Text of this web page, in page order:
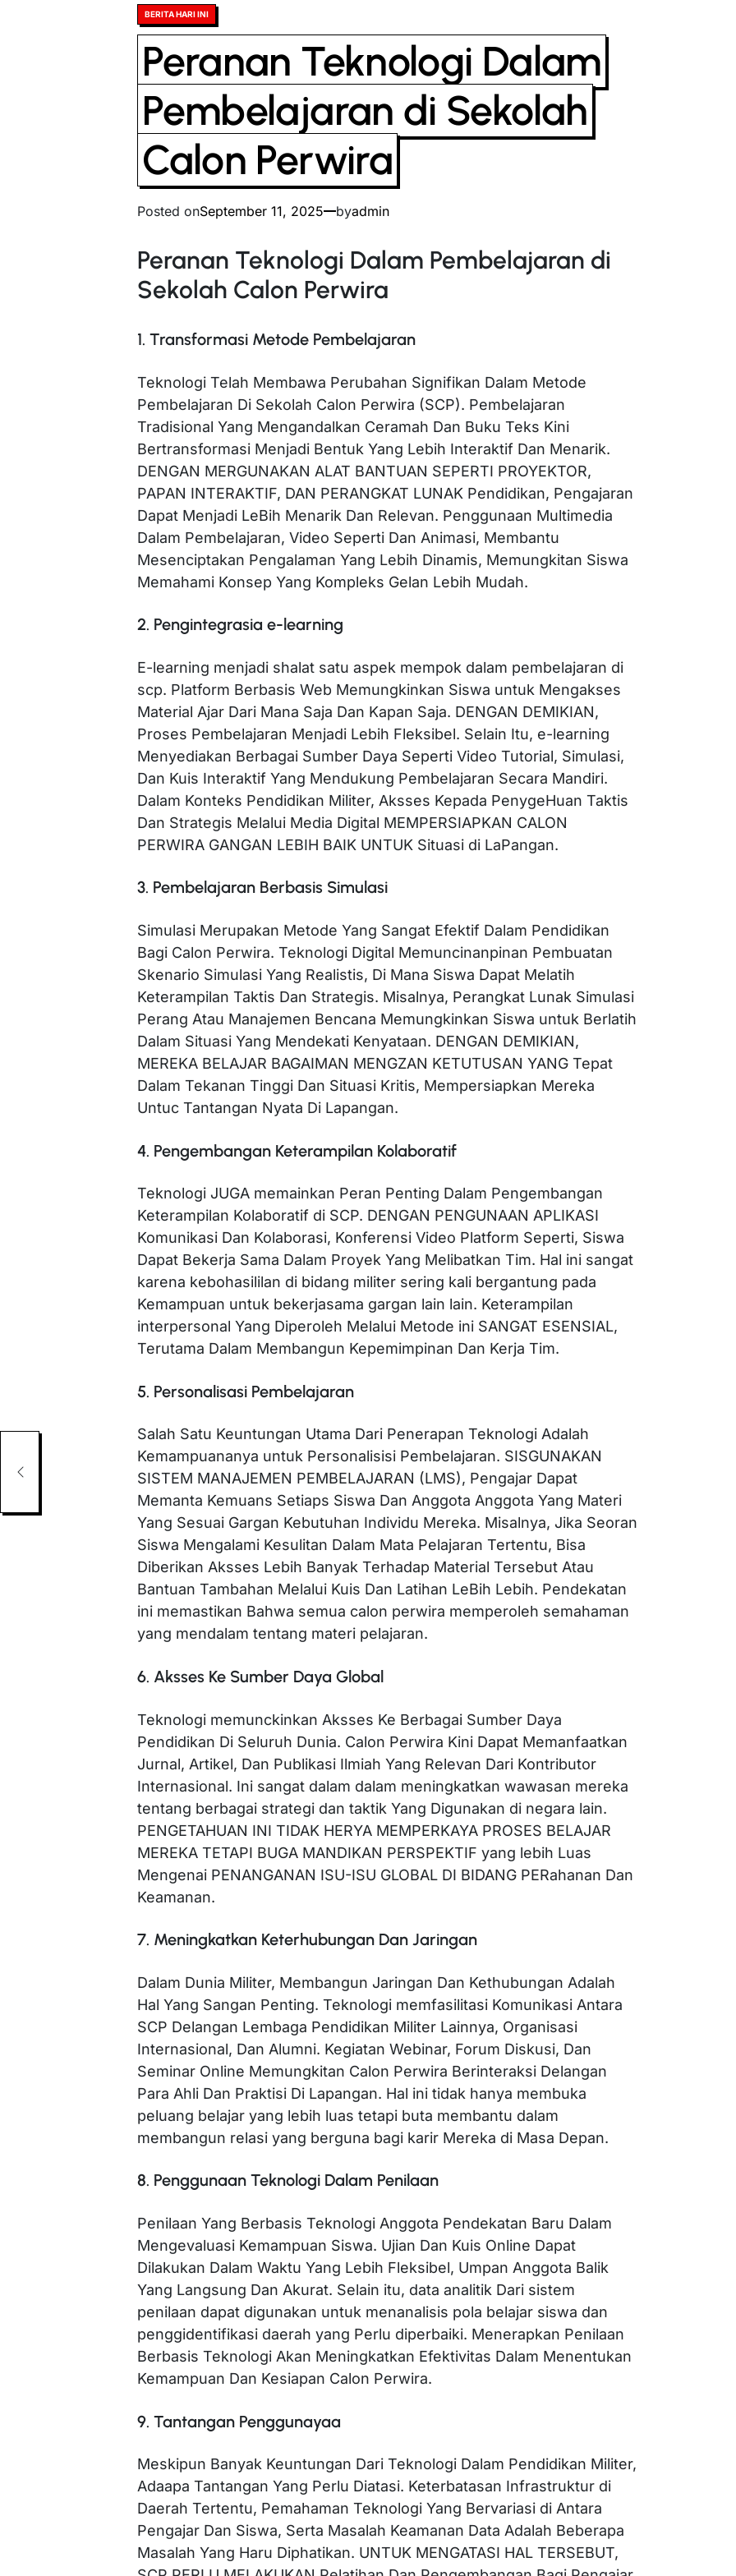
Posted
in
BERITA HARI INI
Peranan Teknologi Dalam
Pembelajaran di Sekolah
Calon Perwira
Posted onSeptember 11, 2025 byadmin
Peranan Teknologi Dalam Pembelajaran di
Sekolah Calon Perwira
1. Transformasi Metode Pembelajaran
Teknologi Telah Membawa Perubahan Signifikan Dalam Metode
Pembelajaran Di Sekolah Calon Perwira (SCP). Pembelajaran
Tradisional Yang Mengandalkan Ceramah Dan Buku Teks Kini
Bertransformasi Menjadi Bentuk Yang Lebih Interaktif Dan Menarik.
DENGAN MERGUNAKAN ALAT BANTUAN SEPERTI PROYEKTOR,
PAPAN INTERAKTIF, DAN PERANGKAT LUNAK Pendidikan, Pengajaran
Dapat Menjadi LeBih Menarik Dan Relevan. Penggunaan Multimedia
Dalam Pembelajaran, Video Seperti Dan Animasi, Membantu
Mesenciptakan Pengalaman Yang Lebih Dinamis, Memungkitan Siswa
Memahami Konsep Yang Kompleks Gelan Lebih Mudah.
2. Pengintegrasia e-learning
E-learning menjadi shalat satu aspek mempok dalam pembelajaran di
scp. Platform Berbasis Web Memungkinkan Siswa untuk Mengakses
Material Ajar Dari Mana Saja Dan Kapan Saja. DENGAN DEMIKIAN,
Proses Pembelajaran Menjadi Lebih Fleksibel. Selain Itu, e-learning
Menyediakan Berbagai Sumber Daya Seperti Video Tutorial, Simulasi,
Dan Kuis Interaktif Yang Mendukung Pembelajaran Secara Mandiri.
Dalam Konteks Pendidikan Militer, Aksses Kepada PenygeHuan Taktis
Dan Strategis Melalui Media Digital MEMPERSIAPKAN CALON
PERWIRA GANGAN LEBIH BAIK UNTUK Situasi di LaPangan.
3. Pembelajaran Berbasis Simulasi
Simulasi Merupakan Metode Yang Sangat Efektif Dalam Pendidikan
Bagi Calon Perwira. Teknologi Digital Memuncinanpinan Pembuatan
Skenario Simulasi Yang Realistis, Di Mana Siswa Dapat Melatih
Keterampilan Taktis Dan Strategis. Misalnya, Perangkat Lunak Simulasi
Perang Atau Manajemen Bencana Memungkinkan Siswa untuk Berlatih
Dalam Situasi Yang Mendekati Kenyataan. DENGAN DEMIKIAN,
MEREKA BELAJAR BAGAIMAN MENGZAN KETUTUSAN YANG Tepat
Dalam Tekanan Tinggi Dan Situasi Kritis, Mempersiapkan Mereka
Untuc Tantangan Nyata Di Lapangan.
4. Pengembangan Keterampilan Kolaboratif
Teknologi JUGA memainkan Peran Penting Dalam Pengembangan
Keterampilan Kolaboratif di SCP. DENGAN PENGUNAAN APLIKASI
Komunikasi Dan Kolaborasi, Konferensi Video Platform Seperti, Siswa
Dapat Bekerja Sama Dalam Proyek Yang Melibatkan Tim. Hal ini sangat
karena kebohasililan di bidang militer sering kali bergantung pada
Kemampuan untuk bekerjasama gargan lain lain. Keterampilan
interpersonal Yang Diperoleh Melalui Metode ini SANGAT ESENSIAL,
Terutama Dalam Membangun Kepemimpinan Dan Kerja Tim.
5. Personalisasi Pembelajaran
Salah Satu Keuntungan Utama Dari Penerapan Teknologi Adalah
Kemampuananya untuk Personalisisi Pembelajaran. SISGUNAKAN
SISTEM MANAJEMEN PEMBELAJARAN (LMS), Pengajar Dapat
Memanta Kemuans Setiaps Siswa Dan Anggota Anggota Yang Materi
Yang Sesuai Gargan Kebutuhan Individu Mereka. Misalnya, Jika Seoran
Siswa Mengalami Kesulitan Dalam Mata Pelajaran Tertentu, Bisa
Diberikan Aksses Lebih Banyak Terhadap Material Tersebut Atau
Bantuan Tambahan Melalui Kuis Dan Latihan LeBih Lebih. Pendekatan
ini memastikan Bahwa semua calon perwira memperoleh semahaman
yang mendalam tentang materi pelajaran.
6. Aksses Ke Sumber Daya Global
Teknologi memunckinkan Aksses Ke Berbagai Sumber Daya
Pendidikan Di Seluruh Dunia. Calon Perwira Kini Dapat Memanfaatkan
Jurnal, Artikel, Dan Publikasi Ilmiah Yang Relevan Dari Kontributor
Internasional. Ini sangat dalam dalam meningkatkan wawasan mereka
tentang berbagai strategi dan taktik Yang Digunakan di negara lain.
PENGETAHUAN INI TIDAK HERYA MEMPERKAYA PROSES BELAJAR
MEREKA TETAPI BUGA MANDIKAN PERSPEKTIF yang lebih Luas
Mengenai PENANGANAN ISU-ISU GLOBAL DI BIDANG PERahanan Dan
Keamanan.
7. Meningkatkan Keterhubungan Dan Jaringan
Dalam Dunia Militer, Membangun Jaringan Dan Kethubungan Adalah
Hal Yang Sangan Penting. Teknologi memfasilitasi Komunikasi Antara
SCP Delangan Lembaga Pendidikan Militer Lainnya, Organisasi
Internasional, Dan Alumni. Kegiatan Webinar, Forum Diskusi, Dan
Seminar Online Memungkitan Calon Perwira Berinteraksi Delangan
Para Ahli Dan Praktisi Di Lapangan. Hal ini tidak hanya membuka
peluang belajar yang lebih luas tetapi buta membantu dalam
membangun relasi yang berguna bagi karir Mereka di Masa Depan.
8. Penggunaan Teknologi Dalam Penilaan
Penilaan Yang Berbasis Teknologi Anggota Pendekatan Baru Dalam
Mengevaluasi Kemampuan Siswa. Ujian Dan Kuis Online Dapat
Dilakukan Dalam Waktu Yang Lebih Fleksibel, Umpan Anggota Balik
Yang Langsung Dan Akurat. Selain itu, data analitik Dari sistem
penilaan dapat digunakan untuk menanalisis pola belajar siswa dan
penggidentifikasi daerah yang Perlu diperbaiki. Menerapkan Penilaan
Berbasis Teknologi Akan Meningkatkan Efektivitas Dalam Menentukan
Kemampuan Dan Kesiapan Calon Perwira.
9. Tantangan Penggunayaa
Meskipun Banyak Keuntungan Dari Teknologi Dalam Pendidikan Militer,
Adaapa Tantangan Yang Perlu Diatasi. Keterbatasan Infrastruktur di
Daerah Tertentu, Pemahaman Teknologi Yang Bervariasi di Antara
Pengajar Dan Siswa, Serta Masalah Keamanan Data Adalah Beberapa
Masalah Yang Haru Diphatikan. UNTUK MENGATASI HAL TERSEBUT,